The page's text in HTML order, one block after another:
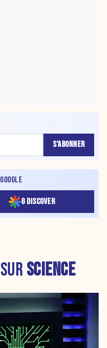
S'ABONNER
G DISCOVER
SCIENCE